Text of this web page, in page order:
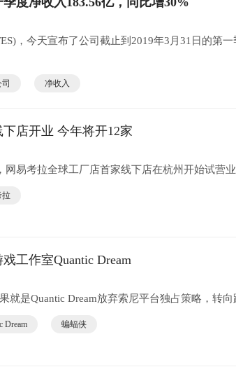
，今天宣布了公司截止到2019年3月31日的第
净收入
店开业 今年将开12家
网易考拉全球工厂店首家线下店在杭州开始试营业
拉
工作室Quantic Dream
就是Quantic Dream放弃索尼平台独占策略，转向
Dream 蝙蝠侠